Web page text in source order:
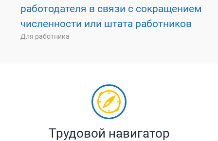
работодателя в связи с сокращением
численности или штата работников
Для работника
Трудовой навигатор